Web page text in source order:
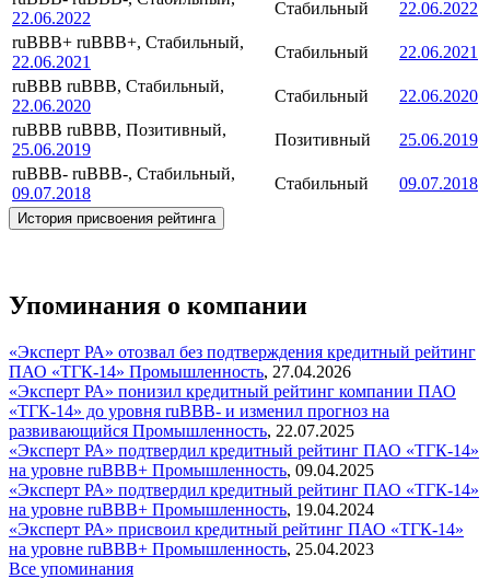
22.06.2022
Стабильный
22.06.2022
ruBBB+ ruBBB+, Стабильный,
22.06.2021
Стабильный
22.06.2021
ruBBB ruBBB, Стабильный,
22.06.2020
Стабильный
22.06.2020
ruBBB ruBBB, Позитивный,
25.06.2019
Позитивный
25.06.2019
ruBBB- ruBBB-, Стабильный,
09.07.2018
Стабильный 09.07.2018
История присвоения рейтинга
Упоминания о компании
«Эксперт РА» отозвал без подтверждения кредитный рейтинг
ПАО «ТГК-14» Промышленность, 27.04.2026
«Эксперт РА» понизил кредитный рейтинг компании ПАО
«ТГК-14» до уровня ruВВВ- и изменил прогноз на
развивающийся Промышленность, 22.07.2025
«Эксперт РА» подтвердил кредитный рейтинг ПАО «ТГК-14»
на уровне ruВВВ+ Промышленность, 09.04.2025
«Эксперт РА» подтвердил кредитный рейтинг ПАО «ТГК-14»
на уровне ruВВВ+ Промышленность, 19.04.2024
«Эксперт РА» присвоил кредитный рейтинг ПАО «ТГК-14»
на уровне ruBBB+ Промышленность, 25.04.2023
Все упоминания